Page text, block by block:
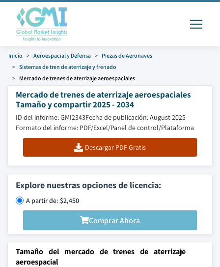
Inicio Aeroespacial y Defensa
Piezas de Aeronaves
Sistemas de tren de aterrizaje y frenado
Mercado de trenes de aterrizaje aeroespaciales
Mercado de trenes de aterrizaje aeroespaciales
Tamaño y compartir 2025 - 2034
ID del informe: GMI2343Fecha de publicación: August 2025
Formato del informe: PDF/Excel/Panel de control/Plataforma
Descargar PDF Gratis
Explore nuestras opciones de licencia:
A partir de: $2,450
Comprar Ahora
Tamaño del mercado de trenes de aterrizaje
aeroespacial